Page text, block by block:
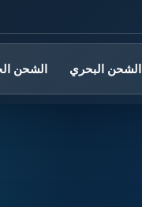
الشحن البحري الشحن